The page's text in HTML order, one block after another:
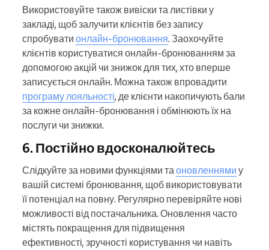
Використовуйте також вивіски та листівки у
закладі, щоб залучити клієнтів без запису
спробувати онлайн-бронювання. Заохочуйте
клієнтів користуватися онлайн-бронюванням за
допомогою акцій чи знижок для тих, хто вперше
записується онлайн. Можна також впровадити
програму лояльності, де клієнти накопичують бали
за кожне онлайн-бронювання і обмінюють їх на
послуги чи знижки.
6. Постійно вдосконалюйтесь
Слідкуйте за новими функціями таоновленнями у
вашій системі бронювання, щоб використовувати
її потенціал на повну. Регулярно перевіряйте нові
можливості від постачальника. Оновлення часто
містять покращення для підвищення
ефективності, зручності користування чи навіть